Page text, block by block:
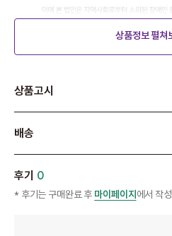
상품정보 펼쳐
상품고시
배송
후기 0
* 후기는 구매완료 후 마이페이지에서 작